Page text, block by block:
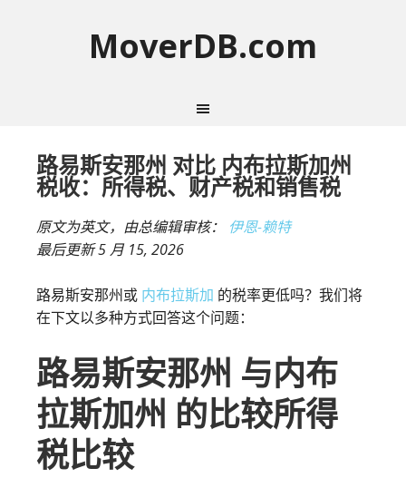
MoverDB.com
路易斯安那州 对比 内布拉斯加州
税收：所得税、财产税和销售税
原文为英文，由总编辑审核： 伊恩-赖特
最后更新5 月 15, 2026
路易斯安那州或 内布拉斯加 的税率更低吗？我们将
在下文以多种方式回答这个问题：
路易斯安那州 与内布
拉斯加州 的比较所得
税比较